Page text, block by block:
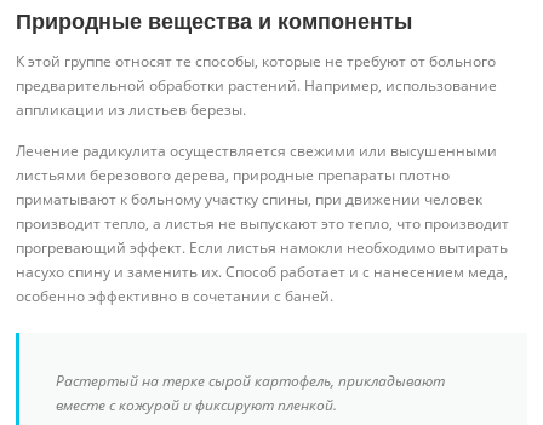
Природные вещества и компоненты
К этой группе относят те способы, которые не требуют от больного
предварительной обработки растений. Например, использование
аппликации из листьев березы.
Лечение радикулита осуществляется свежими или высушенными
листьями березового дерева, природные препараты плотно
приматывают к больному участку спины, при движении человек
производит тепло, а листья не выпускают это тепло, что производит
прогревающий эффект. Если листья намокли необходимо вытирать
насухо спину и заменить их. Способ работает и с нанесением меда,
особенно эффективно в сочетании с баней.
Растертый на терке сырой картофель, прикладывают
вместе с кожурой и фиксируют пленкой.